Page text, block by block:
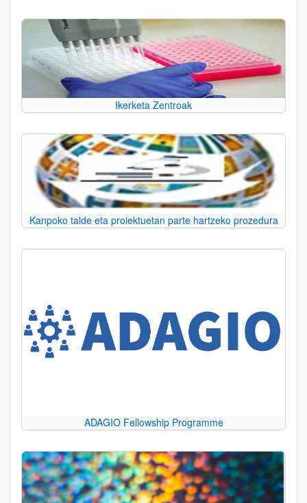
Ikerketa Zentroak
Kanpoko talde eta proiektuetan parte hartzeko prozedura
ADAGIO Fellowship Programme